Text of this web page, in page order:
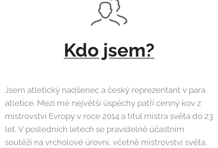
Kdo jsem?
Jsem atletický nadšenec a český reprezentant v para
atletice. Mezi mé největší úspěchy patří cenný kov z
mistrovství Evropy v roce 2014 a titul mistra světa do 23
let. V posledních letech se pravidelně účastním
soutěží na vrcholové úrovni, včetně mistrovství světa,